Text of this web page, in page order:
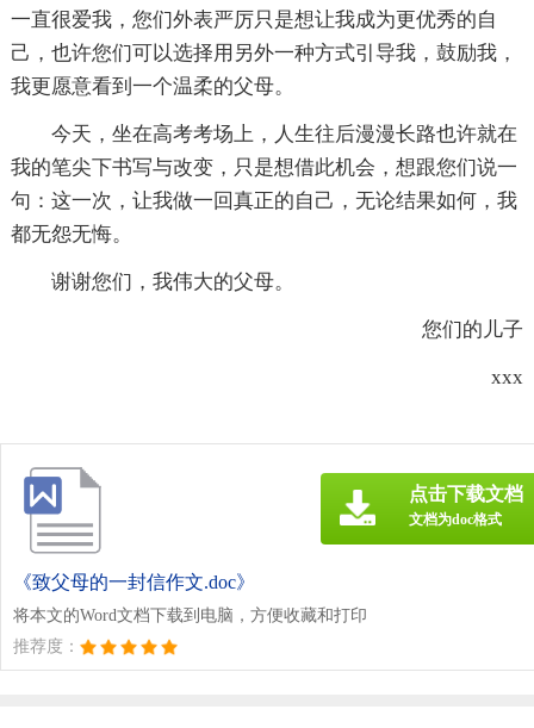
一直很爱我，您们外表严厉只是想让我成为更优秀的自
己，也许您们可以选择用另外一种方式引导我，鼓励我，
我更愿意看到一个温柔的父母。
今天，坐在高考考场上，人生往后漫漫长路也许就在
我的笔尖下书写与改变，只是想借此机会，想跟您们说一
句：这一次，让我做一回真正的自己，无论结果如何，我
都无怨无悔。
谢谢您们，我伟大的父母。
您们的儿子
xxx
《致父母的一封信作文.doc》
将本文的Word文档下载到电脑，方便收藏和打印
推荐度：
点击下载文档
文档为doc格式